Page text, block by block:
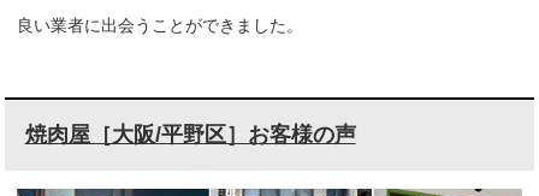
良い業者に出会うことができました。
焼肉屋［大阪/平野区］お客様の声